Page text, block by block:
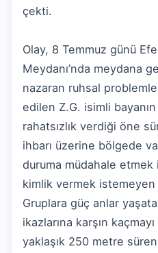
çekti.
Olay, 8 Temmuz günü
Meydanı’nda meydana
nazaran ruhsal
edilen Z.G. isimli
rahatsızlık verdiği öne
ihbarı üzerine bölgede
duruma müdahale etmek
kimlik vermek istemeyen
Gruplara güç anlar
ikazlarına karşın
yaklaşık 250 metre